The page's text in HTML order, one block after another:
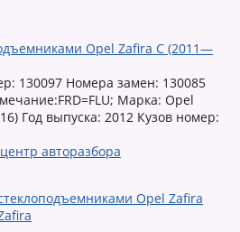
Opel Zafira C (2011—
130097 Номера замен: 130085
Марка: Opel
Год выпуска: 2012 Кузов номер:
авторазбора